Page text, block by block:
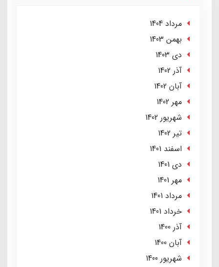
مرداد 1404
بهمن 1403
دی 1403
آذر 1402
آبان 1402
مهر 1402
شهریور 1402
تير 1402
اسفند 1401
دی 1401
مهر 1401
مرداد 1401
خرداد 1401
آذر 1400
آبان 1400
شهریور 1400